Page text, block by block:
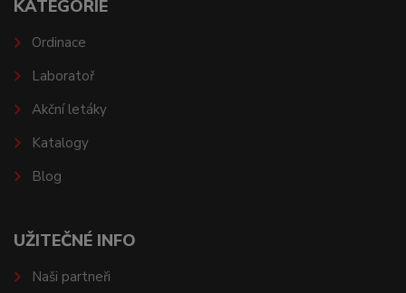
KATEGORIE
Ordinace
Laboratoř
Akční letáky
Katalogy
Blog
UŽITEČNÉ INFO
Naši partneři